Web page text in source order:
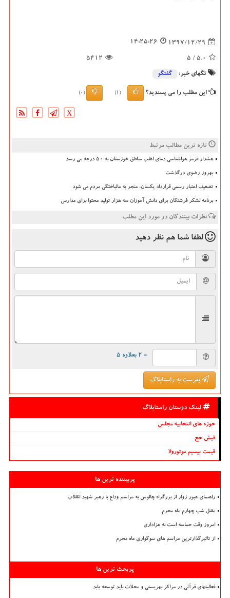
1397/12/29
14:25:26
5.0
/ 5
5412
تگهای خبر: گفتگو
این مطلب را می پسندید؟ (1)
(0)
X
تازه ترین مطالب مرتبط
هشدار قرمز هواشناسی دمای اغلب مناطق خوزستان به ۵۰ درجه می رسد
بهروز رضوی درگذشت
تضعیف اعتبار رسمی قرارداد یکسان، منجر به مالباختگی مردم می شود
برنامه لشکر فرشتگان برای دانش آموزان سه هزار تولید محتوا برای مدارس
نظرات بینندگان در مورد این مطلب
لطفا شما هم نظر دهید
= ۲ بعلاوه ۵
بفرست به راستابلاگ
لینک دوستان راستابلاگ
حوزه های انتخابیه مجلس
فیش حج
قیمت بیسیم موتورولا
پربیننده ترین ها
راهنمای عبور زوار از بزرگراه چالوس به مراسم وداع با رهبر شهید انقلاب
مقتل شب چهارم ماه محرم
امروز وقت حماسه است نه عزاداری
از تاثیرگذارترین مراسم های سوگواری ماه محرم
پربحث ترین ها
فعالیتهای قرآنی در مراکز بهزیستی و محلات باید توسعه یابد